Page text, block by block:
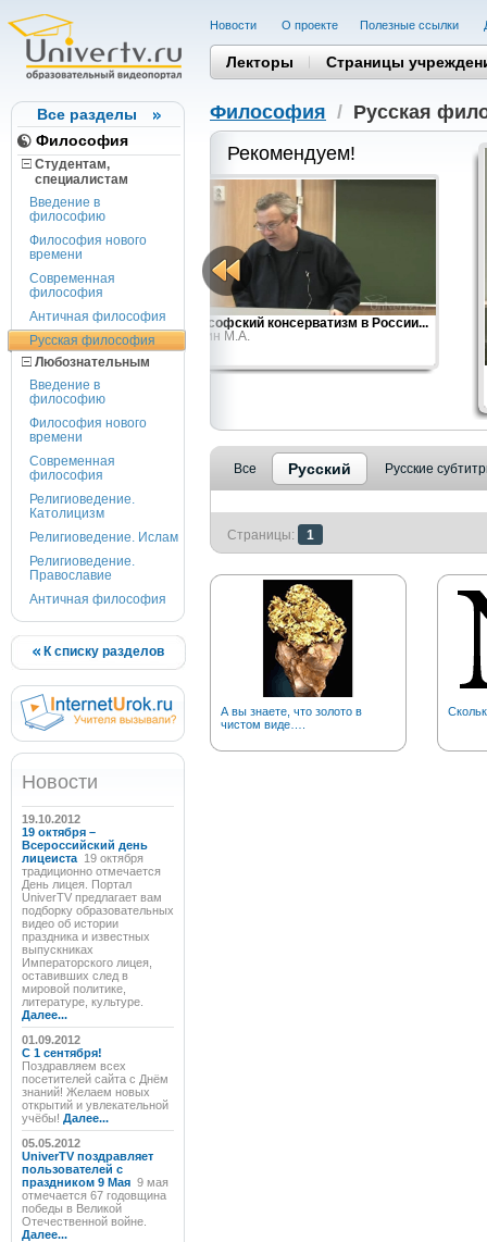
Все разделы
Философия
Студентам,
cпециалистам
Введение в
философию
Философия нового
времени
Современная
философия
Античная философия
Русская философия
Любознательным
Введение в
философию
Философия нового
времени
Современная
философия
Религиоведение.
Католицизм
Религиоведение. Ислам
Религиоведение.
Православие
Античная философия
К списку разделов
Новости
19.10.2012
19 октября –
Всероссийский день
лицеиста 19 октября
традиционно отмечается
День лицея. Портал
UniverTV предлагает вам
подборку образовательных
видео об истории
праздника и известных
выпускниках
Императорского лицея,
оставивших след в
мировой политике,
литературе, культуре.
Далее...
01.09.2012
C 1 сентября!
Поздравляем всех
посетителей сайта с Днём
знаний! Желаем новых
открытий и увлекательной
учёбы! Далее...
05.05.2012
UniverTV поздравляет
пользователей с
праздником 9 Мая 9 мая
отмечается 67 годовщина
победы в Великой
Отечественной войне.
Далее...
Новости О проекте Полезные cсылки
Лекторы Страницы
Философия / Русская
Рекомендуем!
мысль XI-XVII
Философский консерватизм в России...
Маслин М.А.
Все Русский Русские
Страницы: 1
А вы знаете, что золото в
чистом виде….